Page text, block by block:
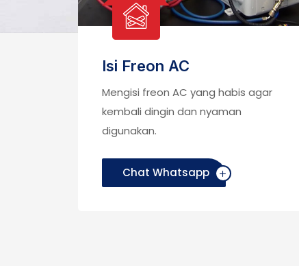
Isi Freon AC
Mengisi freon AC yang habis agar
kembali dingin dan nyaman
digunakan.
Chat Whatsapp